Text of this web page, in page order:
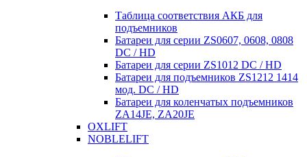
Таблица соответствия АКБ для
подъемников
Батареи для серии ZS0607, 0608, 0808
DC / HD
Батареи для серии ZS1012 DC / HD
Батареи для подъемников ZS1212 1414
мод. DC / HD
Батареи для коленчатых подъемников
ZA14JE, ZA20JE
OXLIFT
NOBLELIFT